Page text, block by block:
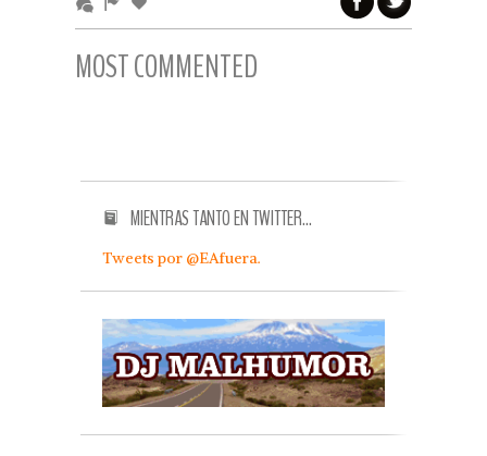
MOST COMMENTED
MIENTRAS TANTO EN TWITTER…
Tweets por @EAfuera.